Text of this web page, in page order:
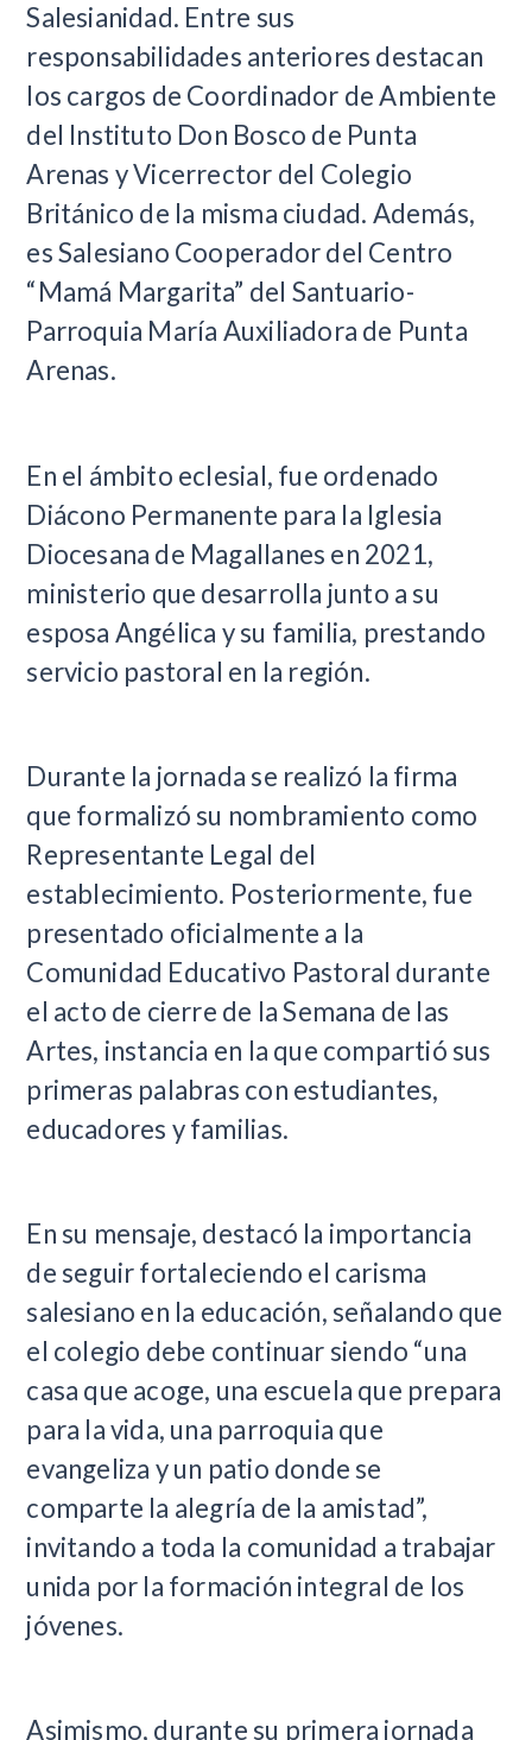
Salesianidad. Entre sus
responsabilidades anteriores destacan
los cargos de Coordinador de Ambiente
del Instituto Don Bosco de Punta
Arenas y Vicerrector del Colegio
Británico de la misma ciudad. Además,
es Salesiano Cooperador del Centro
“Mamá Margarita” del Santuario-
Parroquia María Auxiliadora de Punta
Arenas.
En el ámbito eclesial, fue ordenado
Diácono Permanente para la Iglesia
Diocesana de Magallanes en 2021,
ministerio que desarrolla junto a su
esposa Angélica y su familia, prestando
servicio pastoral en la región.
Durante la jornada se realizó la firma
que formalizó su nombramiento como
Representante Legal del
establecimiento. Posteriormente, fue
presentado oficialmente a la
Comunidad Educativo Pastoral durante
el acto de cierre de la Semana de las
Artes, instancia en la que compartió sus
primeras palabras con estudiantes,
educadores y familias.
En su mensaje, destacó la importancia
de seguir fortaleciendo el carisma
salesiano en la educación, señalando que
el colegio debe continuar siendo “una
casa que acoge, una escuela que prepara
para la vida, una parroquia que
evangeliza y un patio donde se
comparte la alegría de la amistad”,
invitando a toda la comunidad a trabajar
unida por la formación integral de los
jóvenes.
Asimismo, durante su primera jornada